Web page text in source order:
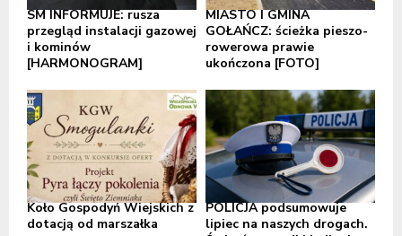
SM INFORMUJE: rusza
przegląd instalacji gazowej
i kominów
[HARMONOGRAM]
MIASTO I GMINA
GOŁAŃCZ: ścieżka pieszo-
rowerowa prawie
ukończona [FOTO]
Koło Gospodyń Wiejskich z
dotacją od marszałka
POLICJA podsumowuje
lipiec na naszych drogach.